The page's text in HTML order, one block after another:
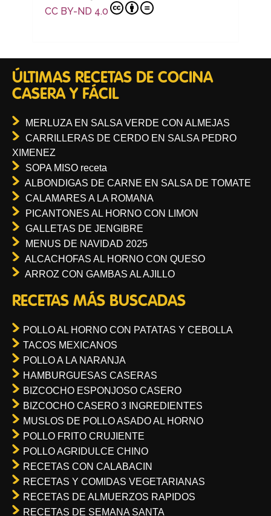
CC BY-ND 4.0
ÚLTIMAS RECETAS DE COCINA
CASERA Y FÁCIL
MERLUZA EN SALSA VERDE CON ALMEJAS
CARRILLERAS DE CERDO EN SALSA PEDRO
XIMENEZ
SOPA MISO receta
ALBONDIGAS DE CARNE EN SALSA DE TOMATE
CALAMARES A LA ROMANA
PICANTONES AL HORNO CON LIMON
GALLETAS DE JENGIBRE
MENUS DE NAVIDAD 2025
ALCACHOFAS AL HORNO CON QUESO
ARROZ CON GAMBAS AL AJILLO
RECETAS MÁS BUSCADAS
POLLO AL HORNO CON PATATAS Y CEBOLLA
TACOS MEXICANOS
POLLO A LA NARANJA
HAMBURGUESAS CASERAS
BIZCOCHO ESPONJOSO CASERO
BIZCOCHO CASERO 3 INGREDIENTES
MUSLOS DE POLLO ASADO AL HORNO
POLLO FRITO CRUJIENTE
POLLO AGRIDULCE CHINO
RECETAS CON CALABACIN
RECETAS Y COMIDAS VEGETARIANAS
RECETAS DE ALMUERZOS RAPIDOS
RECETAS DE SEMANA SANTA